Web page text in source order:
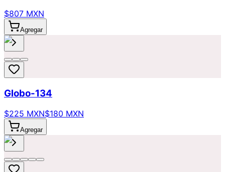
$807 MXN
Agregar
Globo-134
$225 MXN$180 MXN
Agregar